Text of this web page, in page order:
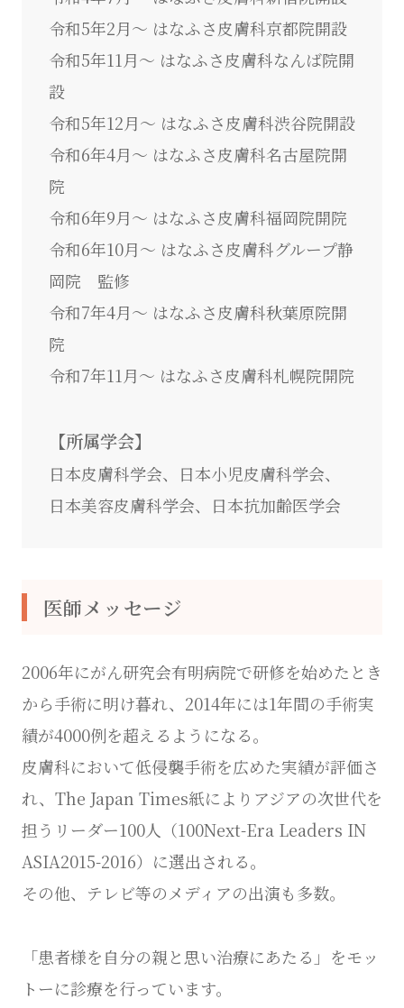
令和5年2月～ はなふさ皮膚科京都院開設
令和5年11月～ はなふさ皮膚科なんば院開
設
令和5年12月～ はなふさ皮膚科渋谷院開設
令和6年4月～ はなふさ皮膚科名古屋院開
院
令和6年9月～ はなふさ皮膚科福岡院開院
令和6年10月～ はなふさ皮膚科グループ静
岡院 監修
令和7年4月～ はなふさ皮膚科秋葉原院開
院
令和7年11月～ はなふさ皮膚科札幌院開院
【所属学会】
日本皮膚科学会、日本小児皮膚科学会、
日本美容皮膚科学会、日本抗加齢医学会
医師メッセージ
2006年にがん研究会有明病院で研修を始めたとき
から手術に明け暮れ、2014年には1年間の手術実
績が4000例を超えるようになる。
皮膚科において低侵襲手術を広めた実績が評価さ
れ、The Japan Times紙によりアジアの次世代を
担うリーダー100人（100Next-Era Leaders IN
ASIA2015-2016）に選出される。
その他、テレビ等のメディアの出演も多数。
「患者様を自分の親と思い治療にあたる」をモッ
トーに診療を行っています。